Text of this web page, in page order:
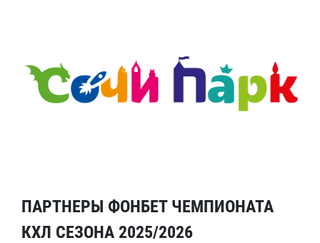
ПАРТНЕРЫ ФОНБЕТ ЧЕМПИОНАТА
КХЛ СЕЗОНА 2025/2026